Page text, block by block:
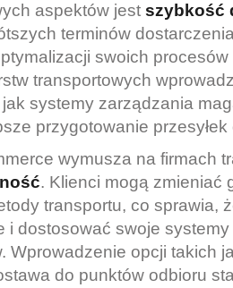
aspektów jest szybkość
terminów
swoich
transportowych
systemy zarządzania
przygotowanie przesyłek
wymusza na firmach
. Klienci mogą zmieniać
transportu, co sprawia,
i dostosować swoje
Wprowadzenie opcji takich
do punktów odbioru